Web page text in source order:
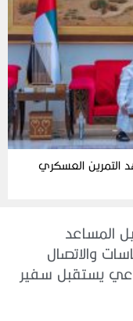
التمرين العسكري
المساعد
والاتصال
يستقبل سفير